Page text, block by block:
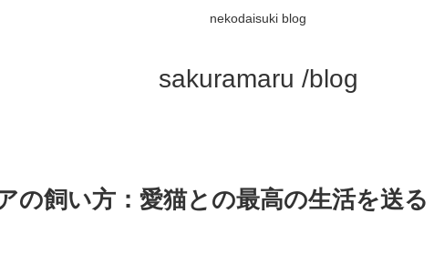
nekodaisuki blog
sakuramaru /blog
の飼い方：愛猫との最高の生活を送る